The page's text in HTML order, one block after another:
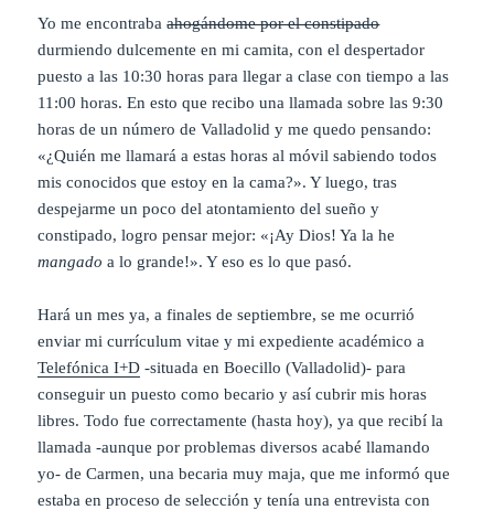
Yo me encontrabaahogándome por el constipado
durmiendo dulcemente en mi camita, con el despertador
puesto a las 10:30 horas para llegar a clase con tiempo a las
11:00 horas. En esto que recibo una llamada sobre las 9:30
horas de un número de Valladolid y me quedo pensando:
«¿Quién me llamará a estas horas al móvil sabiendo todos
mis conocidos que estoy en la cama?». Y luego, tras
despejarme un poco del atontamiento del sueño y
constipado, logro pensar mejor: «¡Ay Dios! Ya la he
mangado a lo grande!». Y eso es lo que pasó.
Hará un mes ya, a finales de septiembre, se me ocurrió
enviar mi currículum vitae y mi expediente académico a
Telefónica I+D -situada en Boecillo (Valladolid)- para
conseguir un puesto como becario y así cubrir mis horas
libres. Todo fue correctamente (hasta hoy), ya que recibí la
llamada -aunque por problemas diversos acabé llamando
yo- de Carmen, una becaria muy maja, que me informó que
estaba en proceso de selección y tenía una entrevista con